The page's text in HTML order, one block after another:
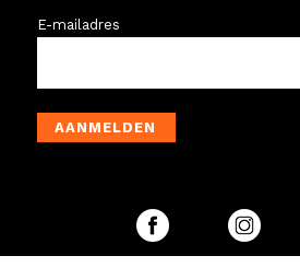
E-mailadres
AANMELDEN